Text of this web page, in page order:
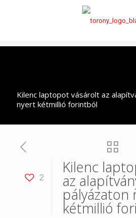
Kilenc laptopot vásárolt az
nyert kétmillió forintból
2
Kilenc
az
pályázaton
kétmillió